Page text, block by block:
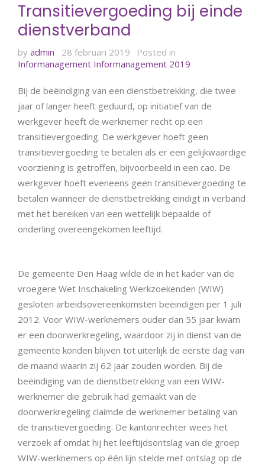
Transitievergoeding bij einde
dienstverband
by admin 28 februari 2019
Posted in
Informanagement Informanagement 2019
Bij de beëindiging van een dienstbetrekking, die twee
jaar of langer heeft geduurd, op initiatief van de
werkgever heeft de werknemer recht op een
transitievergoeding. De werkgever hoeft geen
transitievergoeding te betalen als er een gelijkwaardige
voorziening is getroffen, bijvoorbeeld in een cao. De
werkgever hoeft eveneens geen transitievergoeding te
betalen wanneer de dienstbetrekking eindigt in verband
met het bereiken van een wettelijk bepaalde of
onderling overeengekomen leeftijd.
De gemeente Den Haag wilde de in het kader van de
vroegere Wet Inschakeling Werkzoekenden (WIW)
gesloten arbeidsovereenkomsten beëindigen per 1 juli
2012. Voor WIW-werknemers ouder dan 55 jaar kwam
er een doorwerkregeling, waardoor zij in dienst van de
gemeente konden blijven tot uiterlijk de eerste dag van
de maand waarin zij 62 jaar zouden worden. Bij de
beëindiging van de dienstbetrekking van een WIW-
werknemer die gebruik had gemaakt van de
doorwerkregeling claimde de werknemer betaling van
de transitievergoeding. De kantonrechter wees het
verzoek af omdat hij het leeftijdsontslag van de groep
WIW-werknemers op één lijn stelde met ontslag op de